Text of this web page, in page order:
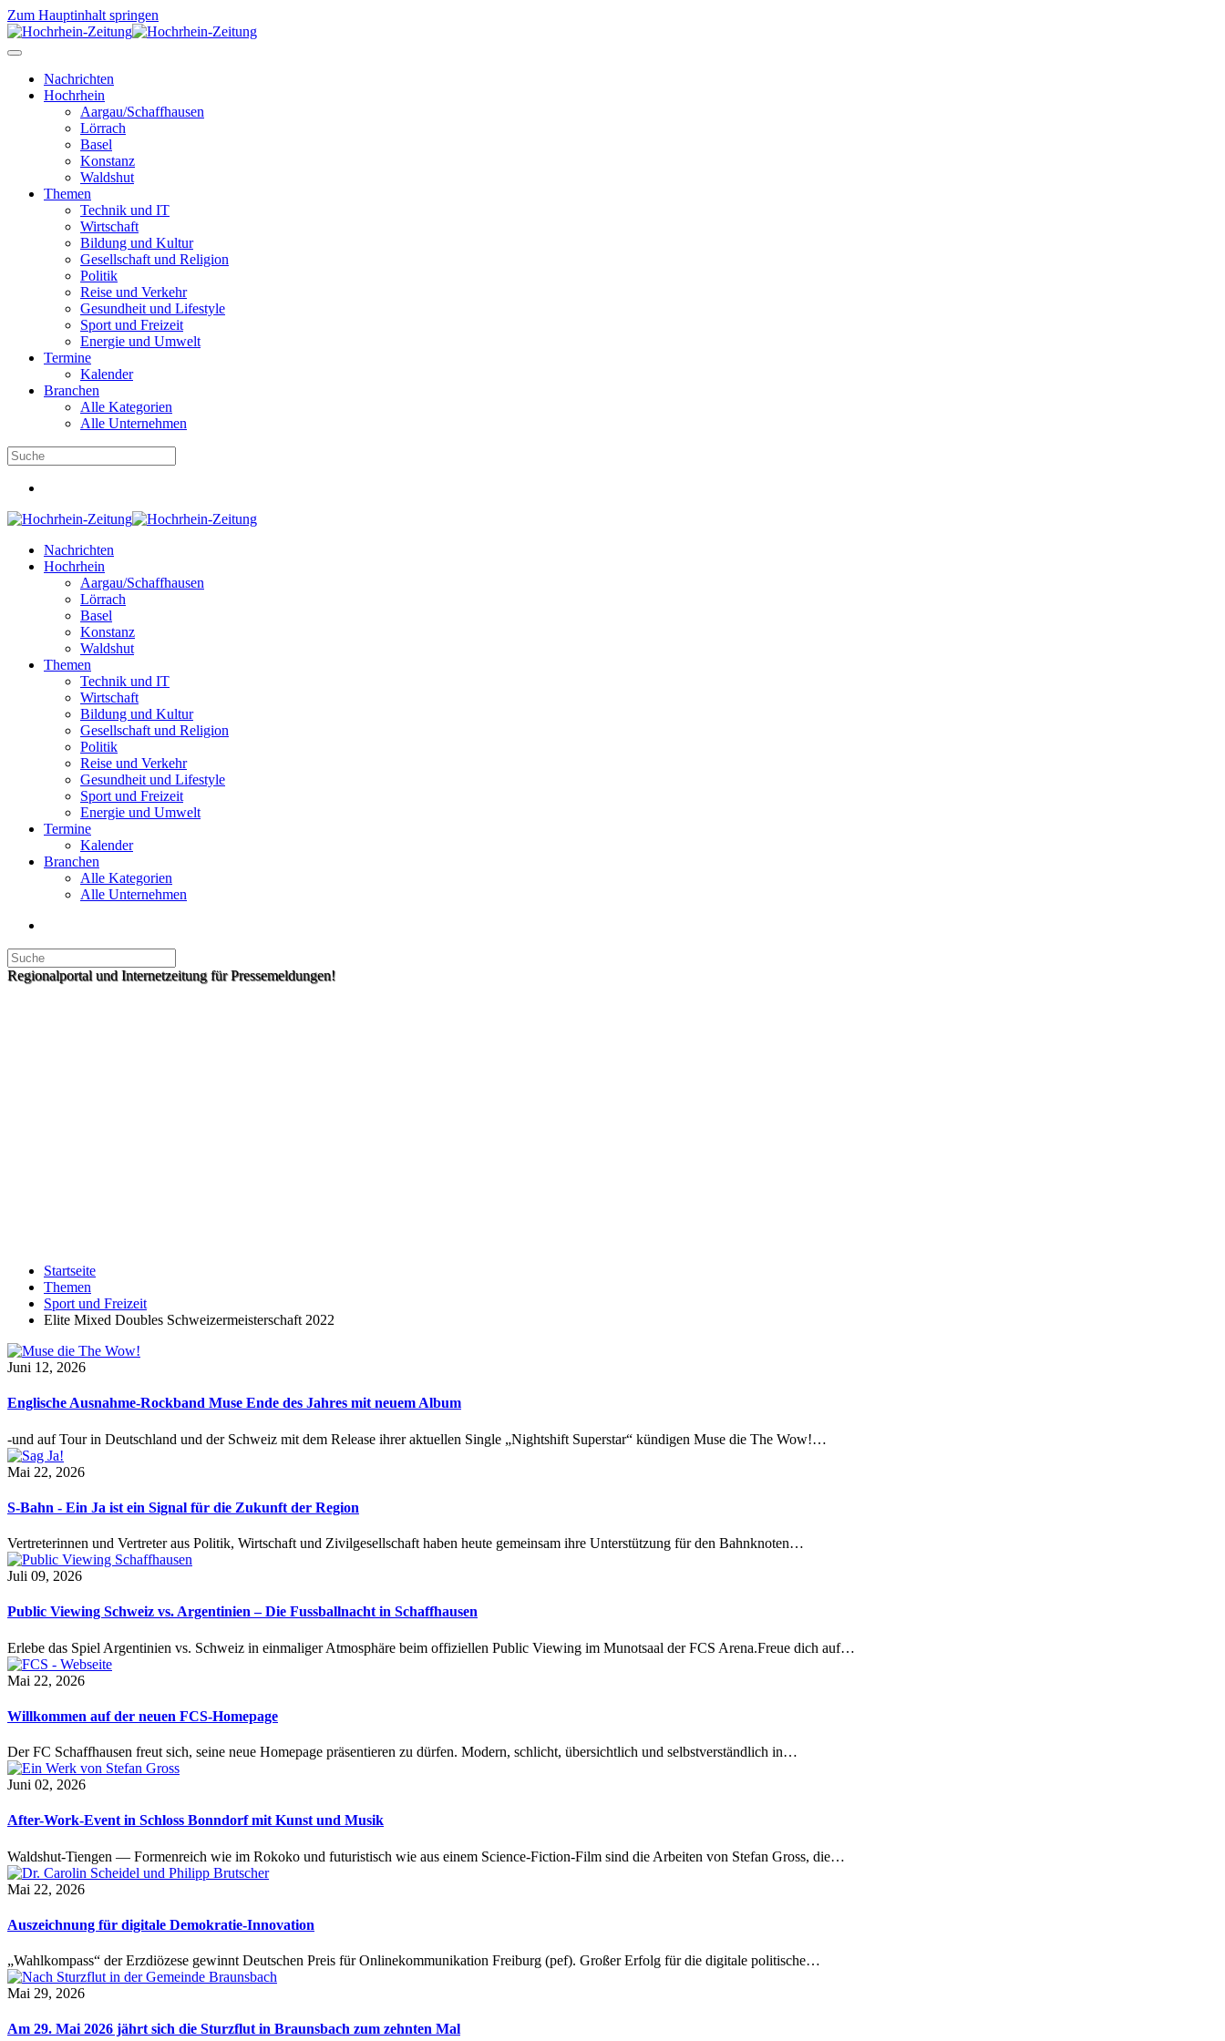
Zum Hauptinhalt springen
Nachrichten
Hochrhein
Aargau/Schaffhausen
Lörrach
Basel
Konstanz
Waldshut
Themen
Technik und IT
Wirtschaft
Bildung und Kultur
Gesellschaft und Religion
Politik
Reise und Verkehr
Gesundheit und Lifestyle
Sport und Freizeit
Energie und Umwelt
Termine
Kalender
Branchen
Alle Kategorien
Alle Unternehmen
Nachrichten
Hochrhein
Aargau/Schaffhausen
Lörrach
Basel
Konstanz
Waldshut
Themen
Technik und IT
Wirtschaft
Bildung und Kultur
Gesellschaft und Religion
Politik
Reise und Verkehr
Gesundheit und Lifestyle
Sport und Freizeit
Energie und Umwelt
Termine
Kalender
Branchen
Alle Kategorien
Alle Unternehmen
Regionalportal und Internetzeitung für Pressemeldungen!
Startseite
Themen
Sport und Freizeit
Elite Mixed Doubles Schweizermeisterschaft 2022
Juni 12, 2026
Englische Ausnahme-Rockband Muse Ende des Jahres mit neuem Album
-und auf Tour in Deutschland und der Schweiz mit dem Release ihrer aktuellen Single „Nightshift Superstar“ kündigen Muse die The Wow!…
Mai 22, 2026
S-Bahn - Ein Ja ist ein Signal für die Zukunft der Region
Vertreterinnen und Vertreter aus Politik, Wirtschaft und Zivilgesellschaft haben heute gemeinsam ihre Unterstützung für den Bahnknoten…
Juli 09, 2026
Public Viewing Schweiz vs. Argentinien – Die Fussballnacht in Schaffhausen
Erlebe das Spiel Argentinien vs. Schweiz in einmaliger Atmosphäre beim offiziellen Public Viewing im Munotsaal der FCS Arena.Freue dich auf…
Mai 22, 2026
Willkommen auf der neuen FCS-Homepage
Der FC Schaffhausen freut sich, seine neue Homepage präsentieren zu dürfen. Modern, schlicht, übersichtlich und selbstverständlich in…
Juni 02, 2026
After-Work-Event in Schloss Bonndorf mit Kunst und Musik
Waldshut-Tiengen — Formenreich wie im Rokoko und futuristisch wie aus einem Science-Fiction-Film sind die Arbeiten von Stefan Gross, die…
Mai 22, 2026
Auszeichnung für digitale Demokratie-Innovation
„Wahlkompass“ der Erzdiözese gewinnt Deutschen Preis für Onlinekommunikation Freiburg (pef). Großer Erfolg für die digitale politische…
Mai 29, 2026
Am 29. Mai 2026 jährt sich die Sturzflut in Braunsbach zum zehnten Mal